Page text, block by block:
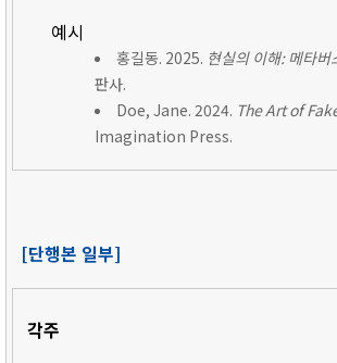
예시
홍길동. 2025. 현실의 이해: 메타
판사.
Doe, Jane. 2024. The Art of
Imagination Press.
[단행본 일부]
각주